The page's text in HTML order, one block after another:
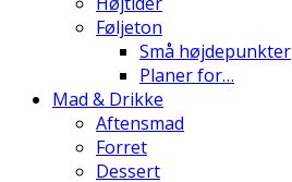
Føljeton
Små højdepunkter
Planer for…
Mad & Drikke
Aftensmad
Forret
Dessert